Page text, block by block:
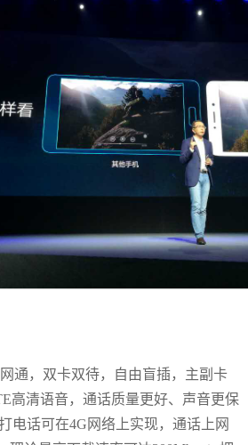
通，双卡双待，自由盲插，主副卡
高清语音，通话质量更好、声音更保
电话可在4G网络上实现，通话上网